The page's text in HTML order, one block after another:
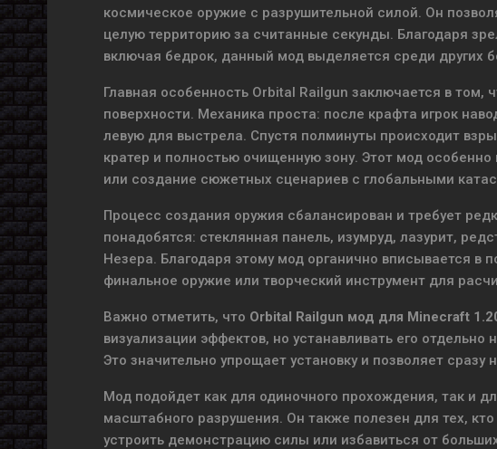
космическое оружие с разрушительной силой. Он
целую территорию за считанные секунды. Благодаря
включая бедрок, данный мод выделяется среди других
Главная особенность Orbital Railgun заключается в том,
поверхности. Механика проста: после крафта игрок
левую для выстрела. Спустя полминуты происходит
кратер и полностью очищенную зону. Этот мод
или создание сюжетных сценариев с глобальными
Процесс создания оружия сбалансирован и требует
понадобятся: стеклянная панель, изумруд, лазурит,
Незера. Благодаря этому мод органично вписывается в
финальное оружие или творческий инструмент для
Важно отметить, что Orbital Railgun мод для Minecraft
визуализации эффектов, но устанавливать его
Это значительно упрощает установку и позволяет сразу
Мод подойдет как для одиночного прохождения, так и
масштабного разрушения. Он также полезен для тех,
устроить демонстрацию силы или избавиться от